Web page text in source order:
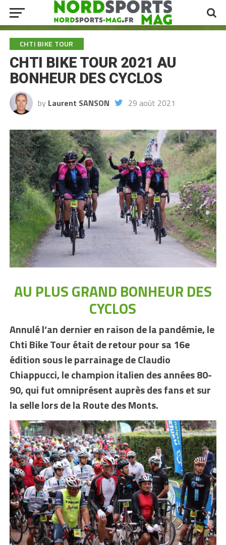
CHTI BIKE TOUR
CHTI BIKE TOUR 2021 AU
BONHEUR DES CYCLOS
by Laurent SANSON 29 août 2021
AU PLUS GRAND BONHEUR DES
CYCLOS
Annulé l’an dernier en raison de la pandémie, le
Chti Bike Tour était de retour pour sa 16e
édition sous le parrainage de Claudio
Chiappucci, le champion italien des années 80-
90, qui fut omniprésent auprès des fans et sur
la selle lors de la Route des Monts.